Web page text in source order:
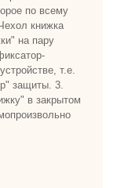
по всему
книжка
на пару
т.е.
защиты. 3.
в закрытом